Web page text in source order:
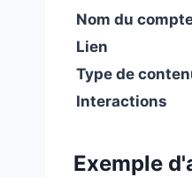
Nom du
Lien
Type de
Interactions
Exemple